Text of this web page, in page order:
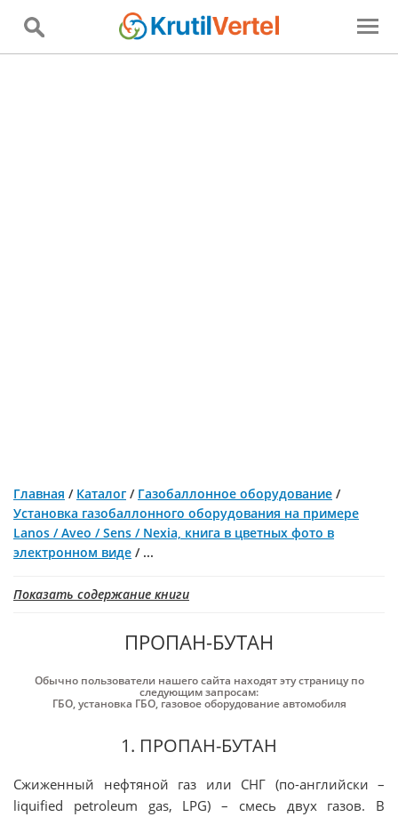
Главная / Каталог / Газобаллонное оборудование /
Установка газобаллонного оборудования на примере
Lanos / Aveo / Sens / Nexia, книга в цветных фото в
электронном виде / ...
Показать содержание книги
ПРОПАН-БУТАН
Обычно пользователи нашего сайта находят эту страницу по
следующим запросам:
ГБО,установка ГБО, газовое оборудование автомобиля
1. ПРОПАН-БУТАН
Сжиженный нефтяной газ или СНГ (по-английски –
liquified petroleum gas, LPG) – смесь двух газов. В